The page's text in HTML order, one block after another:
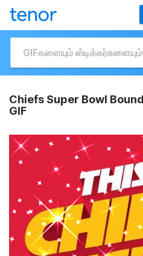
Chiefs Super Bowl
GIF